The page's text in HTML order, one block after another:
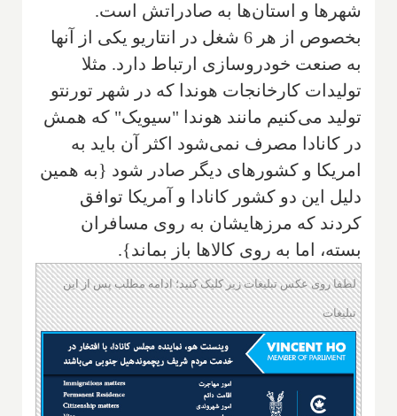
شهرها و استان‌ها به صادراتش است.
بخصوص از هر 6 شغل در انتاریو یکی از آنها
به صنعت خودروسازی ارتباط دارد. مثلا
تولیدات کارخانجات هوندا که در شهر تورنتو‌
تولید می‌کنیم مانند هوندا "سیویک" که همش
در کانادا مصرف نمی‌شود اکثر‌ آن باید به
امریکا و کشورهای دیگر صادر شود {به همین
دلیل این دو کشور کانادا و آمریکا توافق
کردند که مرزهایشان به روی مسافران
بسته، اما به روی کالاها باز بماند}.‌
لطفا روی عکس تبلیغات زیر کلیک کنید؛ ادامه مطلب پس از این
تبلیغات